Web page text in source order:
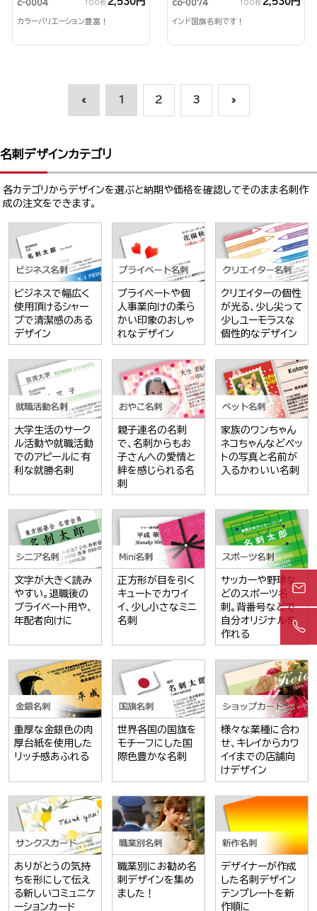
c-0004 100枚
カラーバリエーション豊富！
co-0074 100枚
インド国旗名刺です！
« 1 2 3 »
名刺デザインカテゴリ
各カテゴリからデザインを選ぶと納期や価格を確認してそのまま名刺作
成の注文をできます。
ビジネスで幅広く
使用頂けるシャー
プで清潔感のある
デザイン
プライベートや個
人事業向けの柔ら
かい印象のおしゃ
れなデザイン
クリエイターの個性
が光る、少し尖って
少しユーモラスな
個性的なデザイン
大学生活のサーク
ル活動や就職活動
でのアピールに有
利な就勝名刺
親子連名の名刺
で、名刺からもお
子さんへの愛情と
絆を感じられる名
刺
家族のワンちゃん
ネコちゃんなどペッ
トの写真と名前が
入るかわいい名刺
文字が大きく読み
やすい。退職後の
プライベート用や、
年配者向けに
正方形が目を引く
キュートでカワイ
イ、少し小さなミニ
名刺
サッカーや野球な
どのスポーツ名
刺。背番号などで
自分オリジナルを
作れる
重厚な金銀色の肉
厚台紙を使用した
リッチ感あふれる
世界各国の国旗を
モチーフにした国
際色豊かな名刺
様々な業種に合わ
せ、キレイからカワ
イイまでの店舗向
けデザイン
ありがとうの気持
ちを形にして伝え
る新しいコミュニケ
ーションカード
職業別にお勧め名
刺デザインを集め
ました！
デザイナーが作成
した名刺デザイン
テンプレートを新
作順に